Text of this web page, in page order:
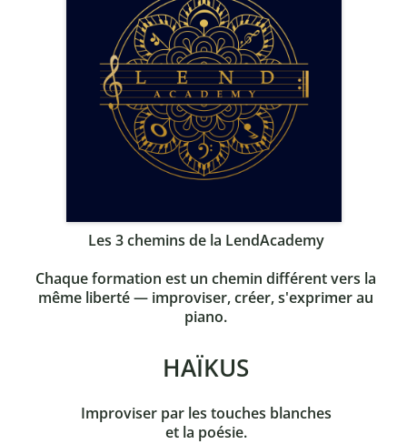
Les 3 chemins de la LendAcademy
Chaque formation est un chemin différent vers la
même liberté — improviser, créer, s'exprimer au
piano.
HAÏKUS
Improviserpar les touches blanches
et la poésie.